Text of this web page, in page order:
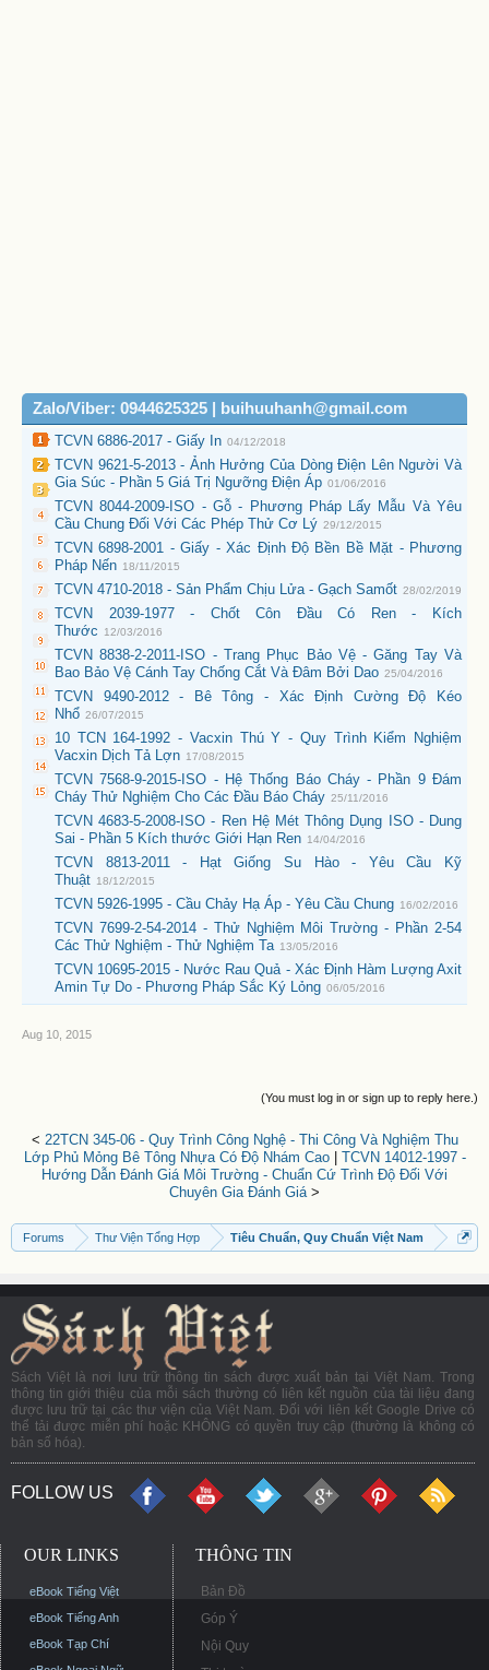
Zalo/Viber: 0944625325 | buihuuhanh@gmail.com
TCVN 6886-2017 - Giấy In 04/12/2018
TCVN 9621-5-2013 - Ảnh Hưởng Của Dòng Điện Lên Người Và
Gia Súc - Phần 5 Giá Trị Ngưỡng Điện Áp 01/06/2016
TCVN 8044-2009-ISO - Gỗ - Phương Pháp Lấy Mẫu Và Yêu
Cầu Chung Đối Với Các Phép Thử Cơ Lý 29/12/2015
TCVN 6898-2001 - Giấy - Xác Định Độ Bền Bề Mặt - Phương
Pháp Nến 18/11/2015
TCVN 4710-2018 - Sản Phẩm Chịu Lửa - Gạch Samốt 28/02/2019
TCVN 2039-1977 - Chốt Côn Đầu Có Ren - Kích
Thước
12/03/2016
TCVN 8838-2-2011-ISO - Trang Phục Bảo Vệ - Găng Tay Và
Bao Bảo Vệ Cánh Tay Chống Cắt Và Đâm Bởi Dao 25/04/2016
TCVN 9490-2012 - Bê Tông - Xác Định Cường Độ Kéo
Nhổ 26/07/2015
10 TCN 164-1992 - Vacxin Thú Y - Quy Trình Kiểm Nghiệm
Vacxin Dịch Tả Lợn 17/08/2015
TCVN 7568-9-2015-ISO - Hệ Thống Báo Cháy - Phần 9 Đám
Cháy Thử Nghiệm Cho Các Đầu Báo Cháy 25/11/2016
TCVN 4683-5-2008-ISO - Ren Hệ Mét Thông Dụng ISO - Dung
Sai - Phần 5 Kích thước Giới Hạn Ren 14/04/2016
TCVN 8813-2011 - Hạt Giống Su Hào - Yêu Cầu Kỹ
Thuật 18/12/2015
TCVN 5926-1995 - Cầu Chảy Hạ Áp - Yêu Cầu Chung 16/02/2016
TCVN 7699-2-54-2014 - Thử Nghiệm Môi Trường - Phần 2-54
Các Thử Nghiệm - Thử Nghiệm Ta 13/05/2016
TCVN 10695-2015 - Nước Rau Quả - Xác Định Hàm Lượng Axit
Amin Tự Do - Phương Pháp Sắc Ký Lỏng 06/05/2016
Aug 10, 2015
(You must log in or sign up to reply here.)
< 22TCN 345-06 - Quy Trình Công Nghệ - Thi Công Và Nghiệm Thu
Lớp Phủ Mỏng Bê Tông Nhựa Có Độ Nhám Cao| TCVN 14012-1997 -
Hướng Dẫn Đánh Giá Môi Trường - Chuẩn Cứ Trình Độ Đối Với
Chuyên Gia Đánh Giá>
Forums Thư Viện Tổng Hợp Tiêu Chuẩn, Quy Chuẩn Việt Nam
Sách Việt là nơi lưu trữ thông tin sách được xuất bản tại Việt Nam. Trong
thông tin giới thiệu của mỗi sách thường có liên kết nguồn của tài liệu đang
được lưu trữ tại các thư viện của Việt Nam. Đối với liên kết Google Drive có
thể tải được miễn phí hoặc KHÔNG có quyền truy cập (thường là không có
bản số hóa).
FOLLOW US
OUR LINKS
eBook Tiếng Việt
eBook Tiếng Anh
eBook Tạp Chí
THÔNG TIN
Bản Đồ
Góp Ý
Nội Quy